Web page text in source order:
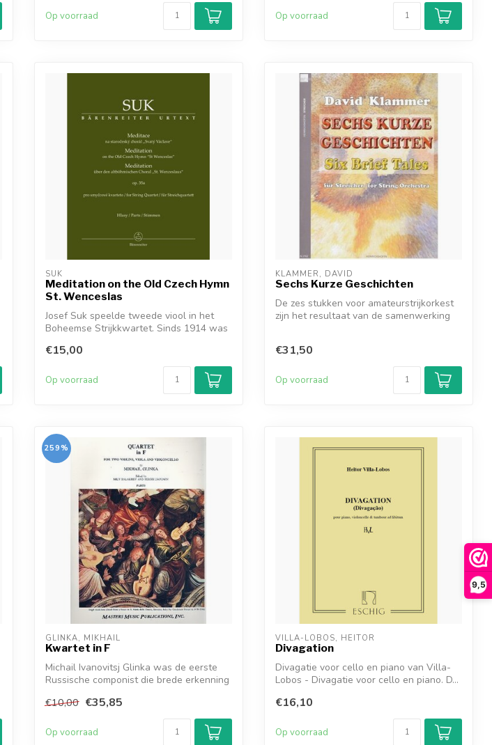
9,5
Op voorraad Op voorraad
SUK
Meditation on the Old Czech Hymn
St. Wenceslas
Josef Suk speelde tweede viool in het
Boheemse Strijkkwartet. Sinds 1914 was
€15,00
Op voorraad
KLAMMER, DAVID
Sechs Kurze Geschichten
De zes stukken voor amateurstrijkorkest
zijn het resultaat van de samenwerking
€31,50
Op voorraad
259%
GLINKA, MIKHAIL
Kwartet in F
Michail Ivanovitsj Glinka was de eerste
Russische componist die brede erkenning
€10,00 €35,85
Op voorraad
VILLA-LOBOS, HEITOR
Divagation
Divagatie voor cello en piano van Villa-
Lobos - Divagatie voor cello en piano. D...
€16,10
Op voorraad